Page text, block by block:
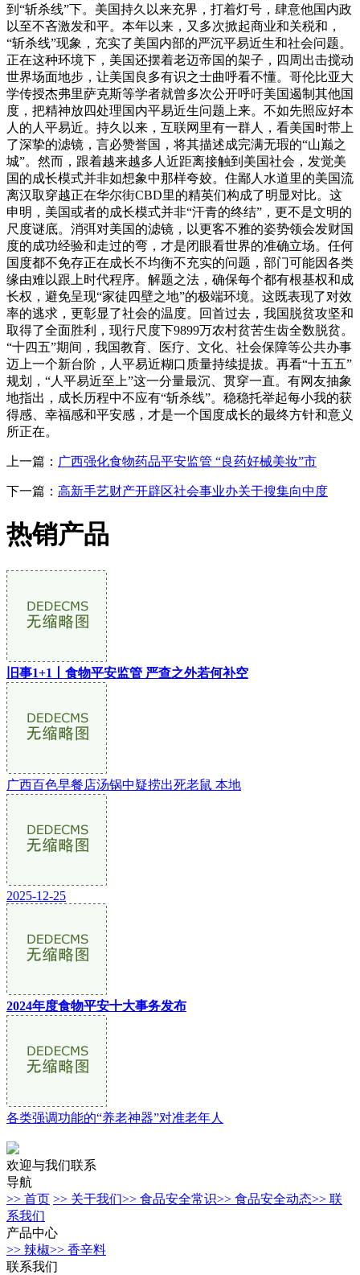
到“斩杀线”下。美国持久以来充界，打着灯号，肆意他国内政
以至不吝激发和平。本年以来，又多次掀起商业和关税和，
“斩杀线”现象，充实了美国内部的严沉平易近生和社会问题。
正在这种环境下，美国还摆着老迈帝国的架子，四周出击搅动
世界场面地步，让美国良多有识之士曲呼看不懂。哥伦比亚大
学传授杰弗里萨克斯等学者就曾多次公开呼吁美国遏制其他国
度，把精神放四处理国内平易近生问题上来。不如先照应好本
人的人平易近。持久以来，互联网里有一群人，看美国时带上
了深挚的滤镜，言必赞誉国，将其描述成完满无瑕的“山巅之
城”。然而，跟着越来越多人近距离接触到美国社会，发觉美
国的成长模式并非如想象中那样夸姣。住鄙人水道里的美国流
离汉取穿越正在华尔街CBD里的精英们构成了明显对比。这
申明，美国或者的成长模式并非“汗青的终结”，更不是文明的
尺度谜底。消弭对美国的滤镜，以更客不雅的姿势领会发财国
度的成功经验和走过的弯，才是闭眼看世界的准确立场。任何
国度都不免存正在成长不均衡不充实的问题，部门可能因各类
缘由难以跟上时代程序。解题之法，确保每个都有根基权和成
长权，避免呈现“家徒四壁之地”的极端环境。这既表现了对效
率的逃求，更彰显了社会的温度。回首过去，我国脱贫攻坚和
取得了全面胜利，现行尺度下9899万农村贫苦生齿全数脱贫。
“十四五”期间，我国教育、医疗、文化、社会保障等公共办事
迈上一个新台阶，人平易近糊口质量持续提拔。再看“十五五”
规划，“人平易近至上”这一分量最沉、贯穿一直。有网友抽象
地指出，成长历程中不应有“斩杀线”。稳稳托举起每小我的获
得感、幸福感和平安感，才是一个国度成长的最终方针和意义
所正在。
上一篇： 广西强化食物药品平安监管 “良药好械美妆”市
下一篇： 高新手艺财产开辟区社会事业办关于搜集向中度
热销产品
旧事1+1丨食物平安监管 严查之外若何补空
广西百色早餐店汤锅中疑捞出死老鼠 本地
2025-12-25
2024年度食物平安十大事务发布
各类强调功能的“养老神器”对准老年人
欢迎与我们联系
导航
>> 首页 >> 关于我们>> 食品安全常识>> 食品安全动态>> 联
系我们
产品中心
>> 辣椒>> 香辛料
联系我们